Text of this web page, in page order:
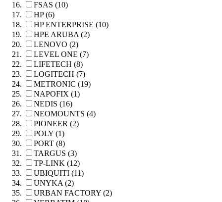
FSAS (10)
HP (6)
HP ENTERPRISE (10)
HPE ARUBA (2)
LENOVO (2)
LEVEL ONE (7)
LIFETECH (8)
LOGITECH (7)
METRONIC (19)
NAPOFIX (1)
NEDIS (16)
NEOMOUNTS (4)
PIONEER (2)
POLY (1)
PORT (8)
TARGUS (3)
TP-LINK (12)
UBIQUITI (11)
UNYKA (2)
URBAN FACTORY (2)